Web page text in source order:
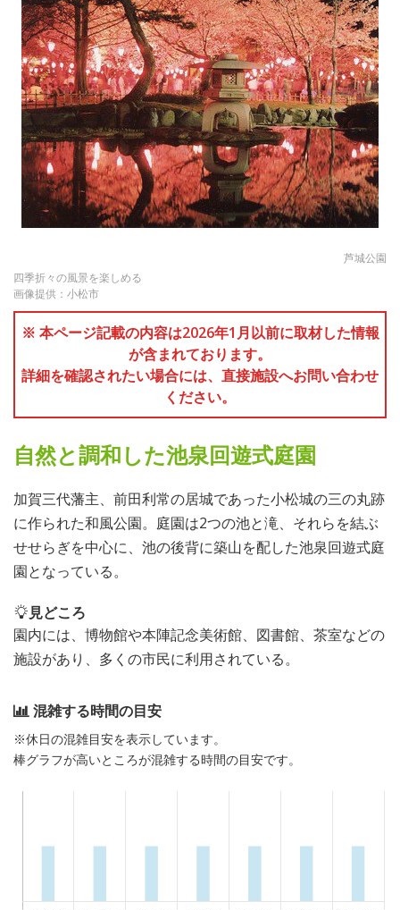
芦城公園
四季折々の風景を楽しめる
画像提供：小松市
※ 本ページ記載の内容は2026年1月以前に取材した情報
が含まれております。
詳細を確認されたい場合には、直接施設へお問い合わせ
ください。
自然と調和した池泉回遊式庭園
加賀三代藩主、前田利常の居城であった小松城の三の丸跡
に作られた和風公園。庭園は2つの池と滝、それらを結ぶ
せせらぎを中心に、池の後背に築山を配した池泉回遊式庭
園となっている。
見どころ
園内には、博物館や本陣記念美術館、図書館、茶室などの
施設があり、多くの市民に利用されている。
混雑する時間の目安
※休日の混雑目安を表示しています。
棒グラフが高いところが混雑する時間の目安です。